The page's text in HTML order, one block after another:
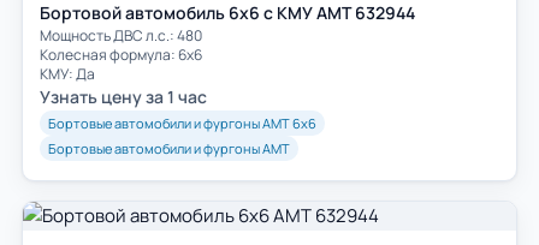
Бортовой автомобиль 6х6 с КМУ АМТ 632944
Мощность ДВС л.с.: 480
Колесная формула: 6х6
КМУ: Да
Узнать цену за 1 час
Бортовые автомобили и фургоны АМТ 6х6
Бортовые автомобили и фургоны АМТ